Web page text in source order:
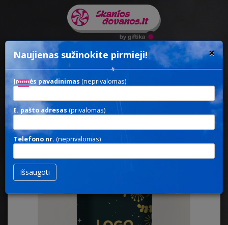
Toggle
TUBE DATES/ Solidžios dovanos
×
Naujienas sužinokite pirmieji!
Įmonės pavadinimas (neprivalomas)
E. pašto adresas (privalomas)
Telefono nr. (neprivalomas)